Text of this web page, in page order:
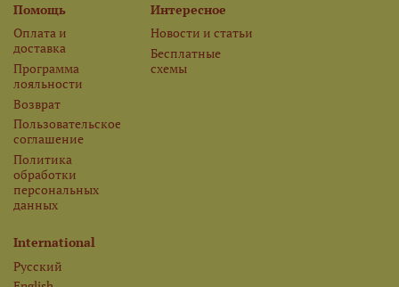
Помощь
Оплата и
доставка
Программа
лояльности
Возврат
Пользовательское
соглашение
Политика
обработки
персональных
данных
Интересное
Новости и статьи
Бесплатные
схемы
International
Русский